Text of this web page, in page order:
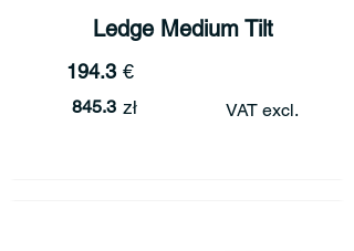
Ledge Medium Tilt
194.3 €
845.3 zł VAT excl.